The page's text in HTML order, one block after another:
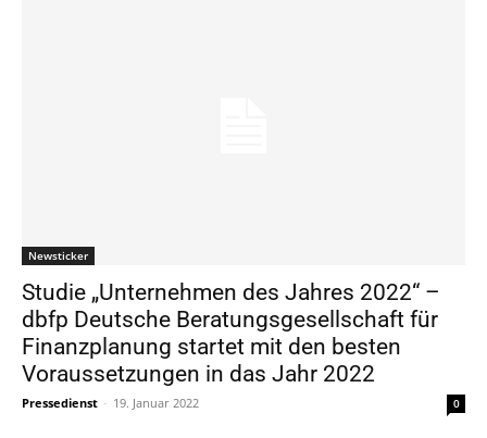
Newsticker
Studie „Unternehmen des Jahres 2022“ –
dbfp Deutsche Beratungsgesellschaft für
Finanzplanung startet mit den besten
Voraussetzungen in das Jahr 2022
Pressedienst - 19. Januar 2022 0